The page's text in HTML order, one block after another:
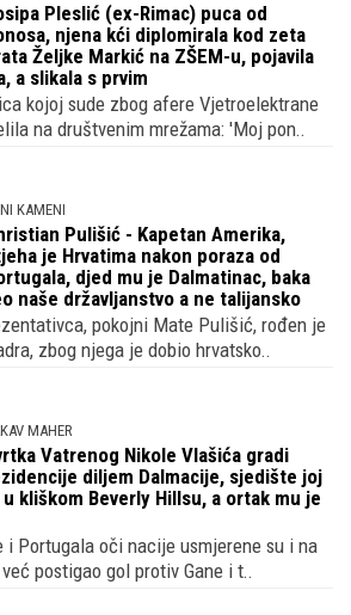
Pleslić (ex-Rimac) puca od
njena kći diplomirala kod zeta
Željke Markić na ZŠEM-u, pojavila
a slikala s prvim
kojoj sude zbog afere Vjetroelektrane
na društvenim mrežama: 'Moj pon..
KAMENI
Pulišić - Kapetan Amerika,
je Hrvatima nakon poraza od
djed mu je Dalmatinac, baka
naše državljanstvo a ne talijansko
pokojni Mate Pulišić, rođen je
zbog njega je dobio hrvatsko..
MAHER
Vatrenog Nikole Vlašića gradi
diljem Dalmacije, sjedište joj
u kliškom Beverly Hillsu, a ortak mu je
i Portugala oči nacije usmjerene su i na
postigao gol protiv Gane i t..